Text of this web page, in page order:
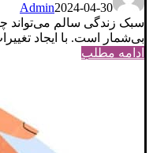
Admin2024-04-30
سبک زندگی سالم می‌تواند
بی‌شمار است. با ایجاد
ادامه مطلب